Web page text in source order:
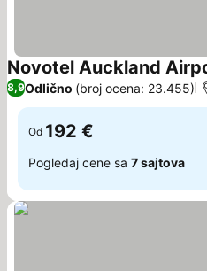
Novotel Auckland
8,9Odlično (broj ocena: 23.455)
Od 192 €
Pogledaj cene sa 7 sajtova